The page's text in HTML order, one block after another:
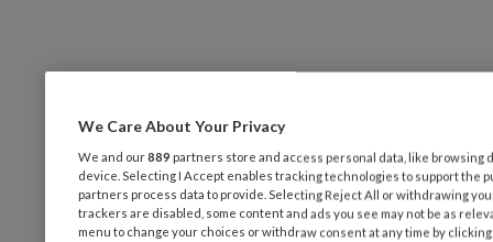
We Care About Your Privacy
We and our889 partners store and access personal data, like browsing
device. Selecting I Accept enables tracking technologies to support the
partners process data to provide. Selecting Reject All or withdrawing
trackers are disabled, some content and ads you see may not be as
menu to change your choices or withdraw consent at any time by